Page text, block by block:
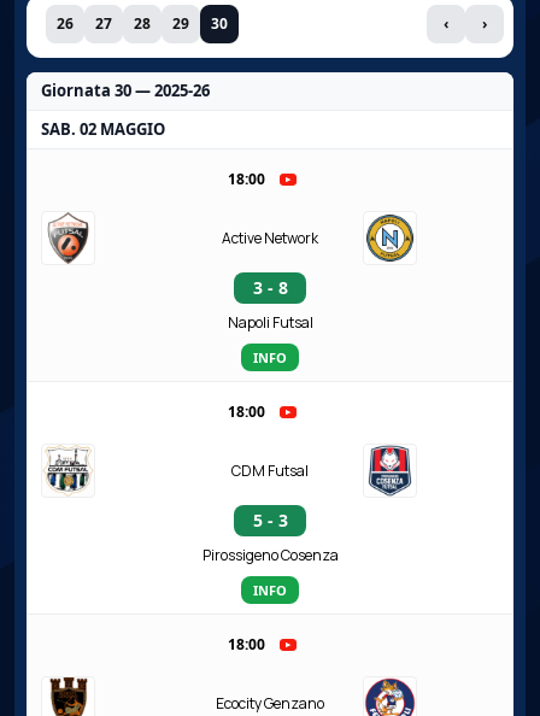
26 27 28 29 30 ‹ ›
Giornata 30 — 2025-26
SAB. 02 MAGGIO
18:00
Active Network
3 - 8
Napoli Futsal
INFO
18:00
CDM Futsal
5 - 3
Pirossigeno Cosenza
INFO
18:00
Ecocity Genzano